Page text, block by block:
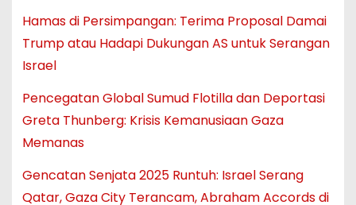
Hamas di Persimpangan: Terima Proposal Damai
Trump atau Hadapi Dukungan AS untuk Serangan
Israel
Pencegatan Global Sumud Flotilla dan Deportasi
Greta Thunberg: Krisis Kemanusiaan Gaza
Memanas
Gencatan Senjata 2025 Runtuh: Israel Serang
Qatar, Gaza City Terancam, Abraham Accords di